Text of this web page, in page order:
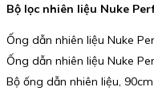
Bộ lọc nhiên liệu Nuke
Ống dẫn nhiên liệu Nuke
Ống dẫn nhiên liệu Nuke
Bộ ống dẫn nhiên liệu,